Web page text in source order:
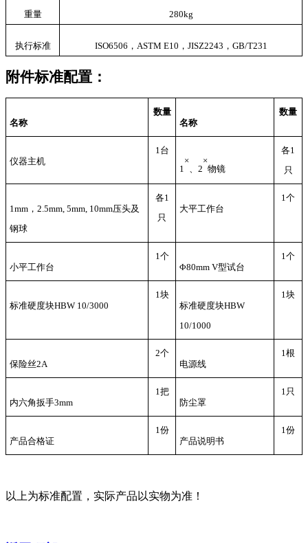
重量 280kg
执行标准 ISO6506，ASTM E10，JISZ2243，GB/T231
附件标准配置：
名称
数量
名称
数量
仪器主机
1台
1
×
2
×
物镜
各1
只
1mm， 2.5mm, 5mm, 10mm压头及
钢球
各1
只
大平工作台
1个
小平工作台
1个
Φ80mm V型试台
1个
标准硬度块HBW 10/3000
1块
标准硬度块HBW
10/1000
1块
保险丝2A
2个
电源线
1根
内六角扳手3mm
1把
防尘罩
1只
产品合格证
1份
产品说明书
1份
以上为标准配置，实际产品以实物为准！